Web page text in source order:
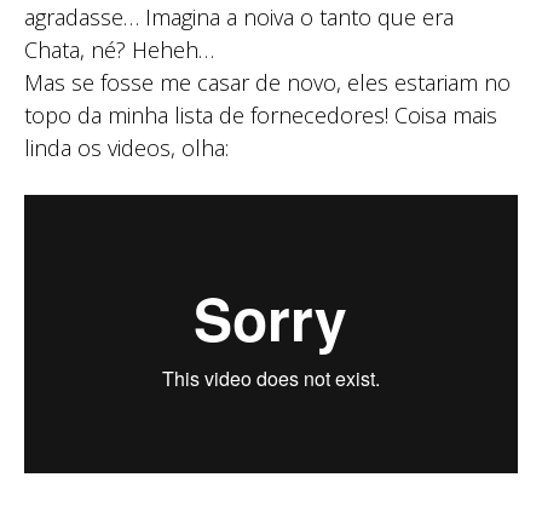
agradasse… Imagina a noiva o tanto que era
Chata, né? Heheh…
Mas se fosse me casar de novo, eles estariam no
topo da minha lista de fornecedores! Coisa mais
linda os videos, olha: